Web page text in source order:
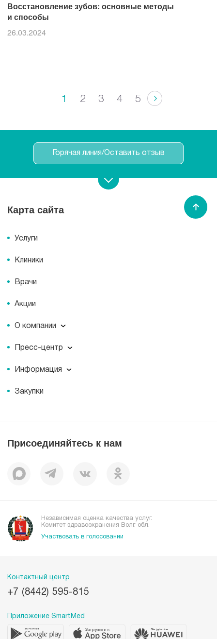
Восстановление зубов: основные методы
и способы
26.03.2024
1 2 3 4 5
Горячая линия/Оставить отзыв
Записаться на прием
Карта сайта
Услуги
Клиники
Врачи
Акции
О компании
О компании
История
Документы
Пациентам
Пресс-центр
Пресс-центр
Журнал для пациентов «МЕДСИ СЕГОДНЯ»
Информация
Информация
Закупки
Присоединяйтесь к нам
Независимая оценка качества услуг.
Комитет здравоохранения Волг. обл.
Участвовать в голосовании
Контактный центр
+7 (8442) 595-815
Приложение SmartMed